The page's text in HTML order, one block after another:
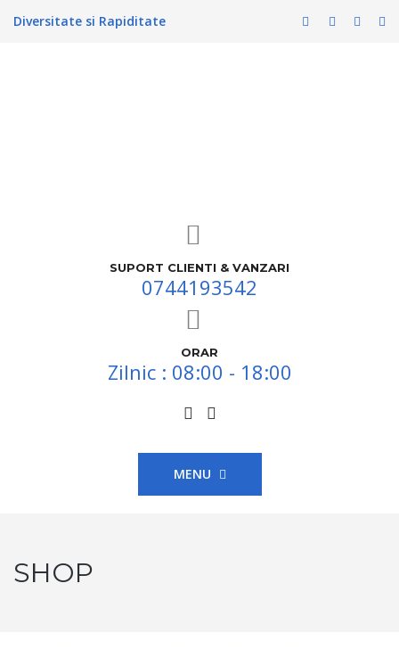
Diversitate si Rapiditate
SUPORT CLIENTI & VANZARI
0744193542
ORAR
Zilnic : 08:00 - 18:00
MENU
SHOP